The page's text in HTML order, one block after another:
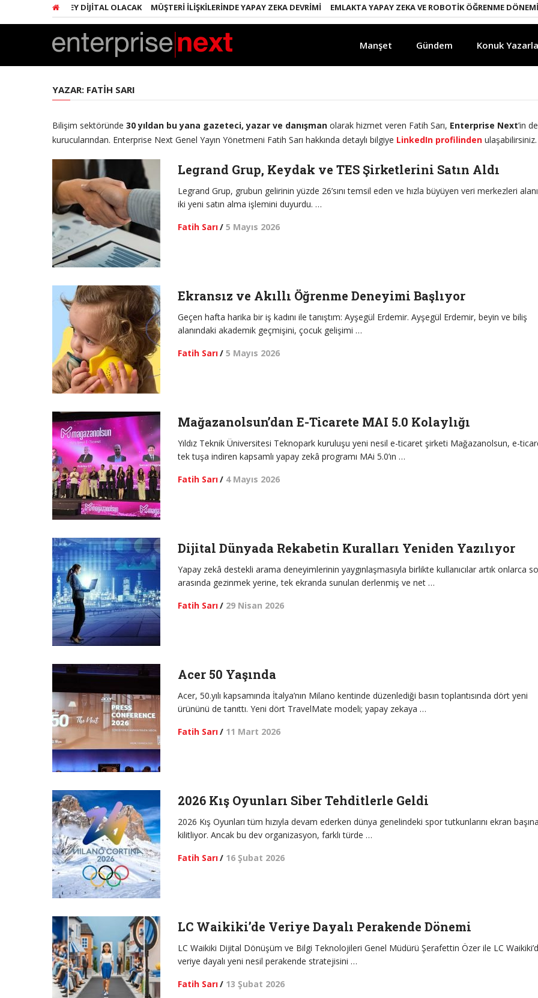
HER ŞEY DIJITAL OLACAK MÜŞTERI İLIŞKILERINDE YAPAY ZEKA DEVRIMI EMLAKTA YAPAY ZEKA VE ROBOTIK ÖĞRENME DÖNEMI
Manşet Gündem Konuk
YAZAR: FATIH SARI
Bilişim sektöründe 30 yıldan bu yana gazeteci, yazar ve danışman olarak hizmet veren Fatih Sarı, Enterprise Next’in de
kurucularından. Enterprise Next Genel Yayın Yönetmeni Fatih Sarı hakkında detaylı bilgiye LinkedIn profilinden ulaşabilirsiniz.
Legrand Grup, Keydak ve TES Şirketlerini Satın Aldı
Legrand Grup, grubun gelirinin yüzde 26’sını temsil eden ve hızla büyüyen veri merkezleri
iki yeni satın alma işlemini duyurdu. …
Fatih Sarı/ 5 Mayıs 2026
Ekransız ve Akıllı Öğrenme Deneyimi Başlıyor
Geçen hafta harika bir iş kadını ile tanıştım: Ayşegül Erdemir. Ayşegül Erdemir, beyin ve biliş
alanındaki akademik geçmişini, çocuk gelişimi …
Fatih Sarı/ 5 Mayıs 2026
Mağazanolsun’dan E-Ticarete MAI 5.0 Kolaylığı
Yıldız Teknik Üniversitesi Teknopark kuruluşu yeni nesil e-ticaret şirketi Mağazanolsun, e-
tek tuşa indiren kapsamlı yapay zekâ programı MAi 5.0’ın …
Fatih Sarı/ 4 Mayıs 2026
Dijital Dünyada Rekabetin Kuralları Yeniden Yazılıyor
Yapay zekâ destekli arama deneyimlerinin yaygınlaşmasıyla birlikte kullanıcılar artık onlarca
arasında gezinmek yerine, tek ekranda sunulan derlenmiş ve net …
Fatih Sarı/ 29 Nisan 2026
Acer 50 Yaşında
Acer, 50.yılı kapsamında İtalya’nın Milano kentinde düzenlediği basın toplantısında dört yeni
ürününü de tanıttı. Yeni dört TravelMate modeli; yapay zekaya …
Fatih Sarı/ 11 Mart 2026
2026 Kış Oyunları Siber Tehditlerle Geldi
2026 Kış Oyunları tüm hızıyla devam ederken dünya genelindeki spor tutkunlarını ekran başına
kilitliyor. Ancak bu dev organizasyon, farklı türde …
Fatih Sarı/ 16 Şubat 2026
LC Waikiki’de Veriye Dayalı Perakende Dönemi
LC Waikiki Dijital Dönüşüm ve Bilgi Teknolojileri Genel Müdürü Şerafettin Özer ile LC
veriye dayalı yeni nesil perakende stratejisini …
Fatih Sarı/ 13 Şubat 2026